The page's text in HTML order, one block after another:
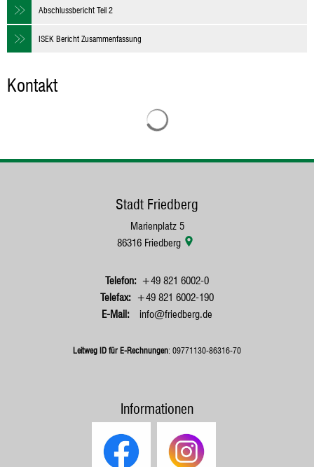
Abschlussbericht Teil 2
ISEK Bericht Zusammenfassung
Kontakt
Stadt Friedberg
Marienplatz 5
86316 Friedberg
+49 821 6002-0
+49 821 6002-190
info@friedberg.de
Leitweg ID für E-Rechnungen: 09771130-86316-70
Informationen